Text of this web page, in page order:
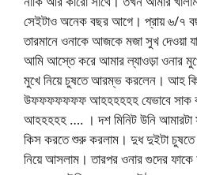
সেইটাও অনেক বছর আগে। প্রায় ৬/৭
তারমানে ওনাকে আজকে মজা সুখ দেওয়া
আমি আস্তে করে আমার ল্যাওড়া ওনার
মুখে নিয়ে চুষতে আরম্ভ করলেন। আহ কি
উফফফফফফফ আহহহহহহ যেভাবে সাক
আহহহহহ …. । দশ মিনিট উনি আমারটা
কিস করতে শুরু করলাম। দুধ দুইটা চুষতে
নিয়ে আসলাম। তারপর ওনার গুদের